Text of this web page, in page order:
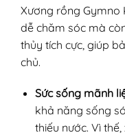
Xương rồng Gymno
dễ chăm sóc mà
thủy tích cực, giúp
chủ.
Sức sống mãnh
khả năng sống
thiếu nước. Vì